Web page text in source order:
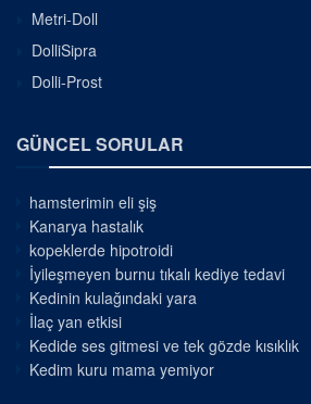
Metri-Doll
DolliSipra
Dolli-Prost
GÜNCEL SORULAR
hamsterimin eli şiş
Kanarya hastalık
kopeklerde hipotroidi
İyileşmeyen burnu tıkalı kediye tedavi
Kedinin kulağındaki yara
İlaç yan etkisi
Kedide ses gitmesi ve tek gözde kısıklık
Kedim kuru mama yemiyor